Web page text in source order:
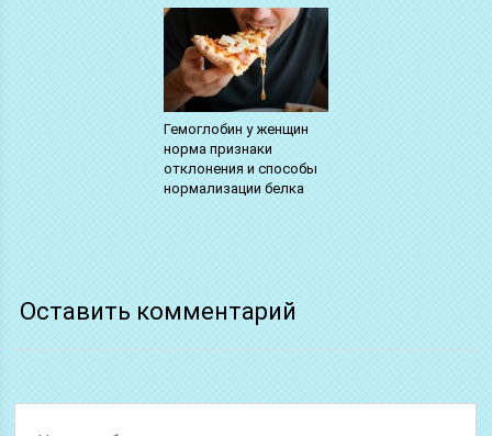
Гемоглобин у женщин
норма признаки
отклонения и способы
нормализации белка
Оставить комментарий